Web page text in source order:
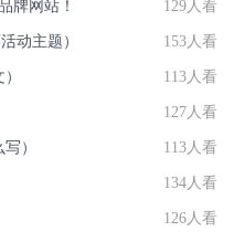
牌网站！ 129人看
动主题） 153人看
113人看
127人看
） 113人看
134人看
126人看